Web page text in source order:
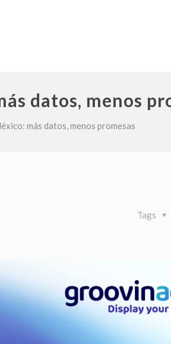
datos, menos
más datos, menos promesas
Tags